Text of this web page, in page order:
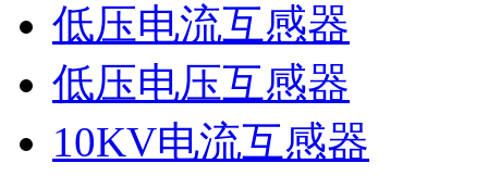
低压电流互感器
低压电压互感器
10KV电流互感器